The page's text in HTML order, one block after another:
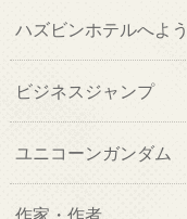
北斗の拳
宝石の国
寄生獣
小説